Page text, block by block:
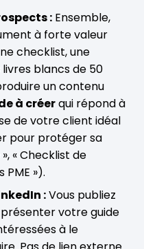
: Ensemble,
à forte valeur
checklist, une
blancs de 50
un contenu
à créerqui répond à
de votre client idéal
pour protéger sa
« Checklist de
»).
:Vous publiez
votre guide
à le